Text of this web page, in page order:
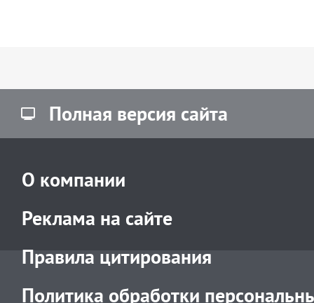
Полная версия сайта
О компании
Реклама на сайте
Правила цитирования
Политика обработки